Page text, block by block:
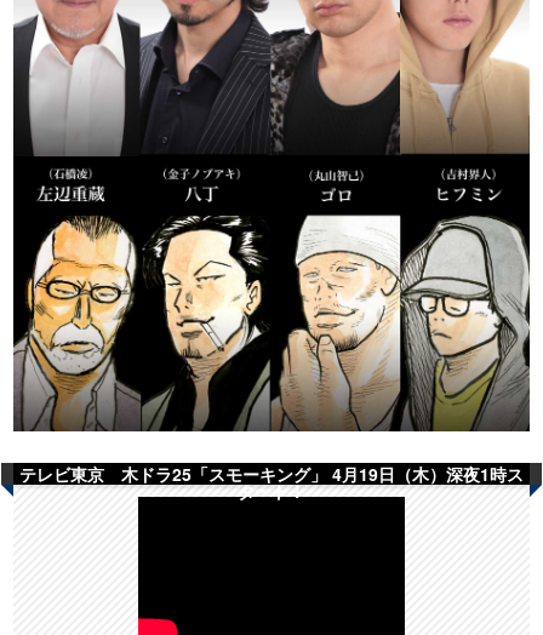
テレビ東京 木ドラ25「スモーキング」 4月19日（木）深夜1時ス
タート！